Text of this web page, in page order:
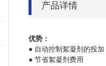
产品详情
优势：
● 自动控制絮凝剂的投加
● 节省絮凝剂费用